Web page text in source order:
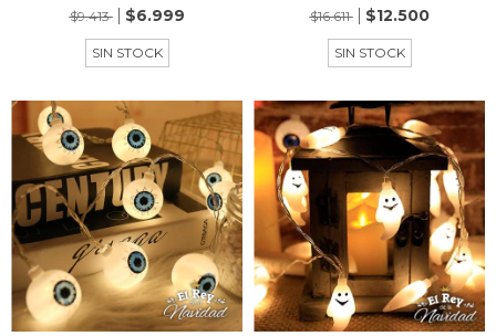
$9.413
$6.999
SIN STOCK
$16.611
$12.500
SIN STOCK